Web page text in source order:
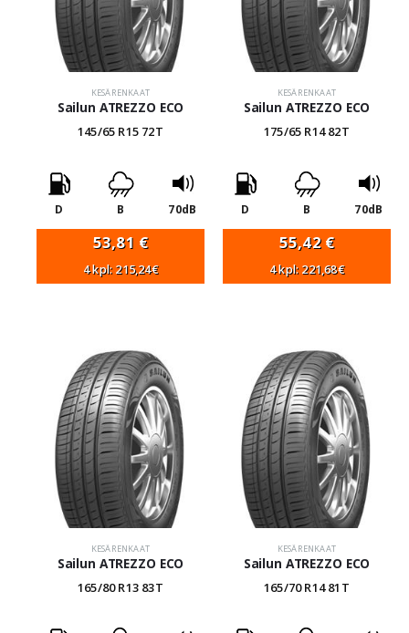
KESÄRENKAAT
Sailun ATREZZO ECO
145/65 R15 72T
D B 70dB
53,81 €
4 kpl: 215,24€
KESÄRENKAAT
Sailun ATREZZO ECO
175/65 R14 82T
D B 70dB
55,42 €
4 kpl: 221,68€
KESÄRENKAAT
Sailun ATREZZO ECO
165/80 R13 83T
KESÄRENKAAT
Sailun ATREZZO ECO
165/70 R14 81T